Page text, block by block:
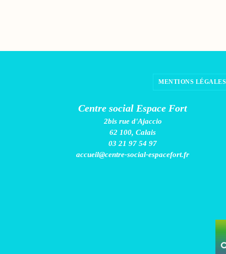
MENTIONS LÉGALES
Centre social Espace Fort
2bis rue d'Ajaccio
62 100, Calais
03 21 97 54 97
accueil@centre-social-espacefort.fr